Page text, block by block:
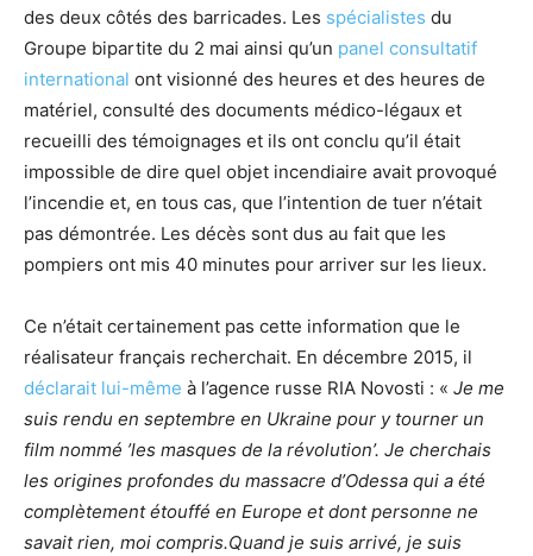
des deux côtés des barricades. Les spécialistes du
Groupe bipartite du 2 mai ainsi qu’un panel consultatif
international ont visionné des heures et des heures de
matériel, consulté des documents médico-légaux et
recueilli des témoignages et ils ont conclu qu’il était
impossible de dire quel objet incendiaire avait provoqué
l’incendie et, en tous cas, que l’intention de tuer n’était
pas démontrée. Les décès sont dus au fait que les
pompiers ont mis 40 minutes pour arriver sur les lieux.
Ce n’était certainement pas cette information que le
réalisateur français recherchait. En décembre 2015, il
déclarait lui-même à l’agence russe RIA Novosti : « Je me
suis rendu en septembre en Ukraine pour y tourner un
film nommé ’les masques de la révolution’. Je cherchais
les origines profondes du massacre d’Odessa qui a été
complètement étouffé en Europe et dont personne ne
savait rien, moi compris.Quand je suis arrivé, je suis